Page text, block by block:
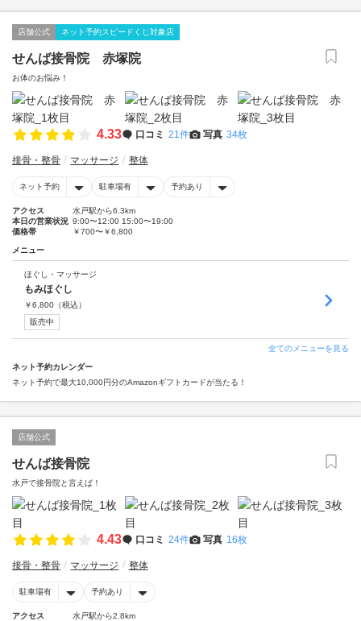
店舗公式 ネット予約スピードくじ対象店
せんば接骨院 赤塚院
お体のお悩み！
4.33 口コミ 21件 写真 34枚
接骨・整骨 マッサージ 整体
ネット予約 駐車場有 予約あり
アクセス
水戸駅から6.3km
本日の営業状況 9:00〜12:00 15:00〜19:00
価格帯
￥700〜￥6,800
メニュー
ほぐし・マッサージ
もみほぐし
￥6,800 （税込）
販売中
全てのメニューを見る
ネット予約カレンダー
ネット予約で最大10,000円分のAmazonギフトカードが当たる！
店舗公式
せんば接骨院
水戸で接骨院と言えば！
4.43 口コミ 24件 写真 16枚
接骨・整骨 マッサージ 整体
駐車場有 予約あり
アクセス
水戸駅から2.8km